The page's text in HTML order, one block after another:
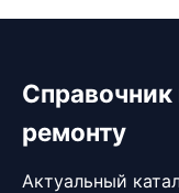
Справочник
ремонту
Актуальный